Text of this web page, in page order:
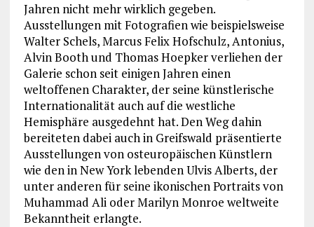
Jahren nicht mehr wirklich gegeben.
Ausstellungen mit Fotografien wie beispielsweise
Walter Schels, Marcus Felix Hofschulz, Antonius,
Alvin Booth und Thomas Hoepker verliehen der
Galerie schon seit einigen Jahren einen
weltoffenen Charakter, der seine künstlerische
Internationalität auch auf die westliche
Hemisphäre ausgedehnt hat. Den Weg dahin
bereiteten dabei auch in Greifswald präsentierte
Ausstellungen von osteuropäischen Künstlern
wie den in New York lebenden Ulvis Alberts, der
unter anderen für seine ikonischen Portraits von
Muhammad Ali oder Marilyn Monroe weltweite
Bekanntheit erlangte.